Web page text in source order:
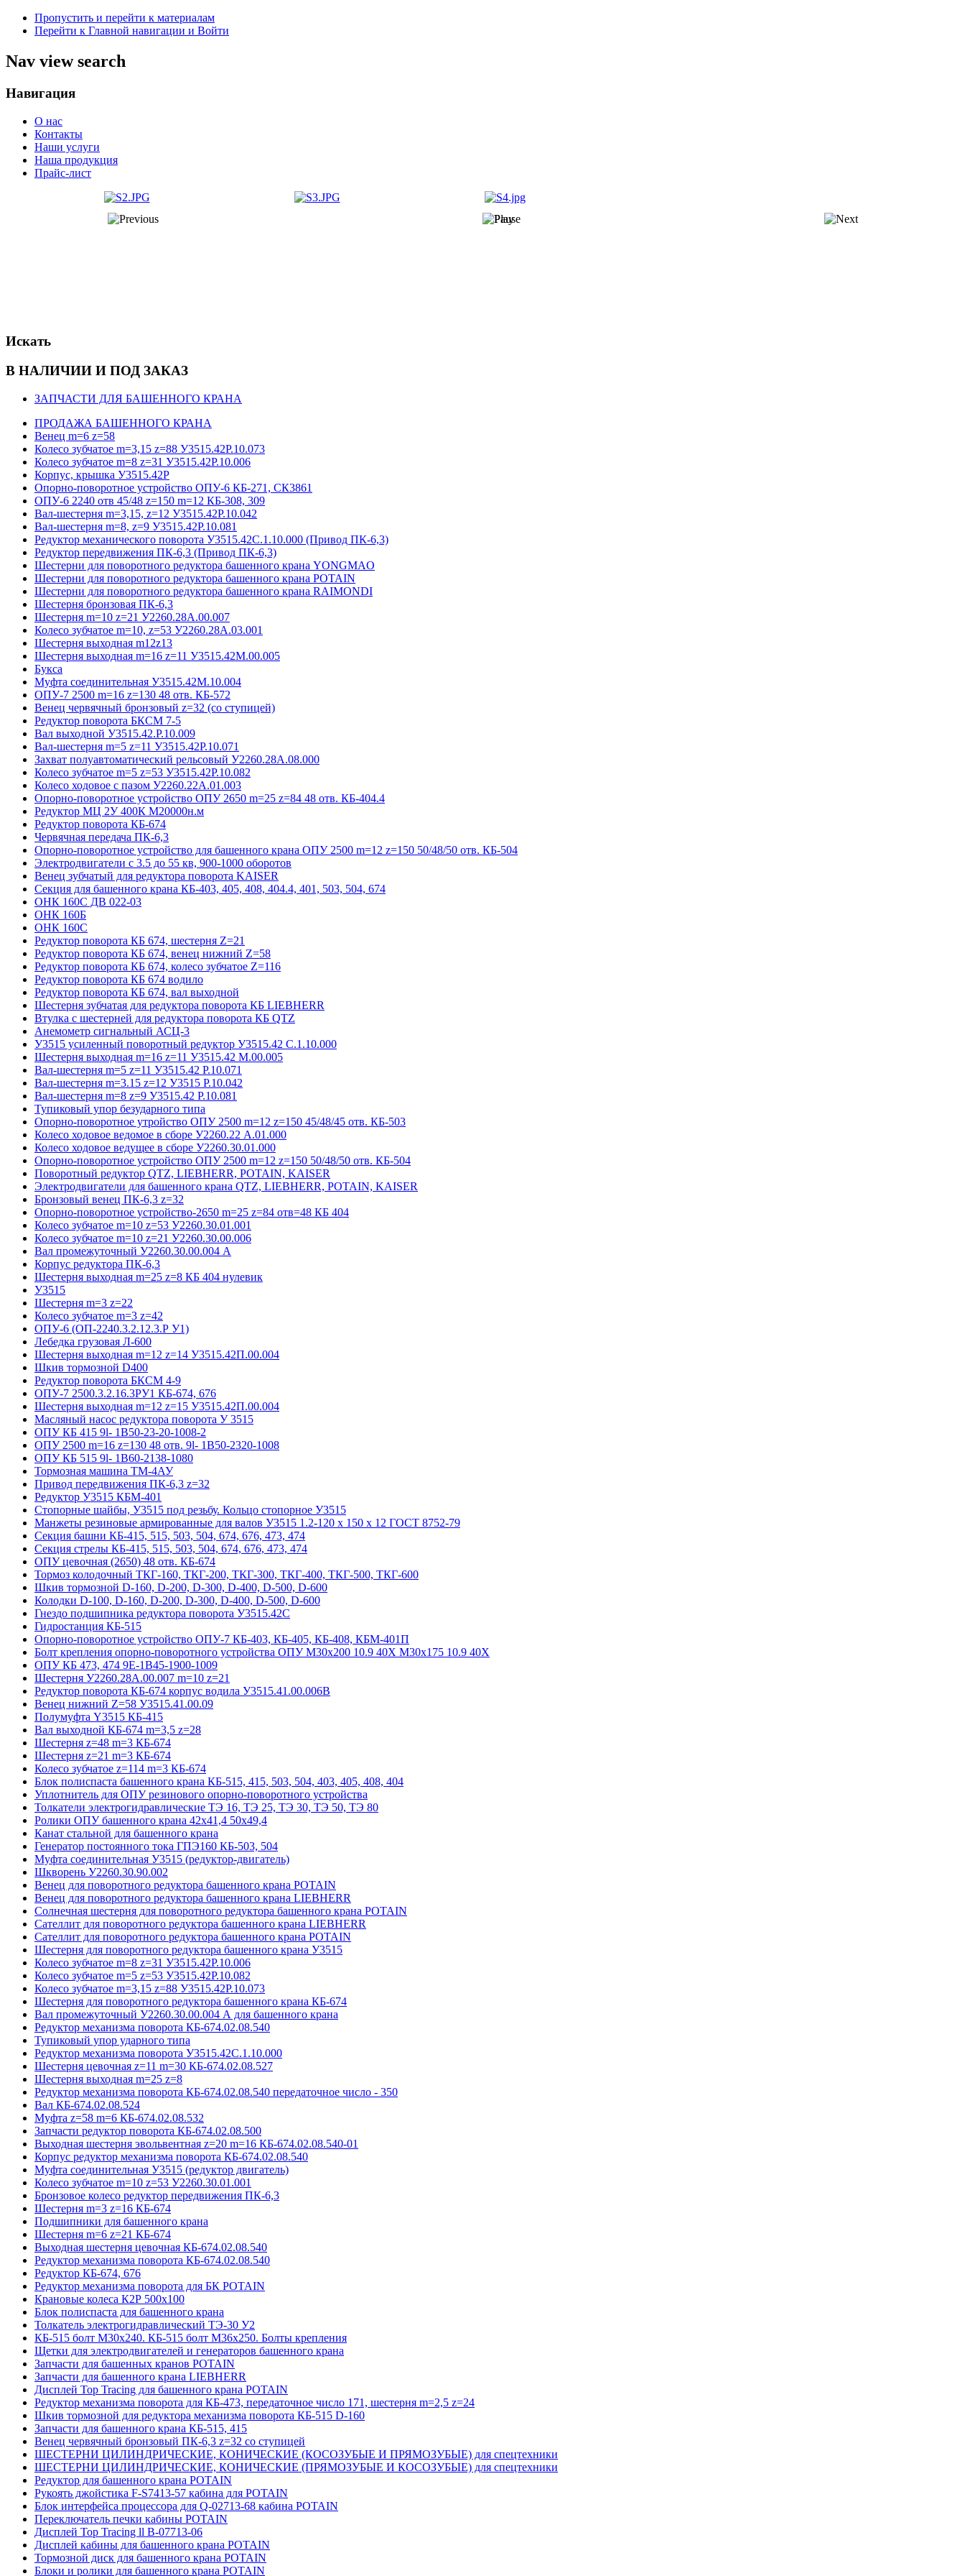
Пропустить и перейти к материалам
Перейти к Главной навигации и Войти
Nav view search
Навигация
О нас
Контакты
Наши услуги
Наша продукция
Прайс-лист
Искать
В НАЛИЧИИ И ПОД ЗАКАЗ
ЗАПЧАСТИ ДЛЯ БАШЕННОГО КРАНА
ПРОДАЖА БАШЕННОГО КРАНА
Венец m=6 z=58
Колесо зубчатое m=3,15 z=88 У3515.42Р.10.073
Колесо зубчатое m=8 z=31 У3515.42Р.10.006
Корпус, крышка У3515.42Р
Опорно-поворотное устройство ОПУ-6 КБ-271, СК3861
ОПУ-6 2240 отв 45/48 z=150 m=12 КБ-308, 309
Вал-шестерня m=3,15, z=12 У3515.42Р.10.042
Вал-шестерня m=8, z=9 У3515.42Р.10.081
Редуктор механического поворота У3515.42С.1.10.000 (Привод ПК-6,3)
Редуктор передвижения ПК-6,3 (Привод ПК-6,3)
Шестерни для поворотного редуктора башенного крана YONGMAO
Шестерни для поворотного редуктора башенного крана POTAIN
Шестерни для поворотного редуктора башенного крана RAIMONDI
Шестерня бронзовая ПК-6,3
Шестерня m=10 z=21 У2260.28А.00.007
Колесо зубчатое m=10, z=53 У2260.28А.03.001
Шестерня выходная m12z13
Шестерня выходная m=16 z=11 У3515.42М.00.005
Букса
Муфта соединительная У3515.42М.10.004
ОПУ-7 2500 m=16 z=130 48 отв. КБ-572
Венец червячный бронзовый z=32 (со ступицей)
Редуктор поворота БКСМ 7-5
Вал выходной У3515.42.Р.10.009
Вал-шестерня m=5 z=11 У3515.42Р.10.071
Захват полуавтоматический рельсовый У2260.28А.08.000
Колесо зубчатое m=5 z=53 У3515.42Р.10.082
Колесо ходовое с пазом У2260.22А.01.003
Опорно-поворотное устройство ОПУ 2650 m=25 z=84 48 отв. КБ-404.4
Редуктор МЦ 2У 400К М20000н.м
Редуктор поворота КБ-674
Червячная передача ПК-6,3
Опорно-поворотное устройство для башенного крана ОПУ 2500 m=12 z=150 50/48/50 отв. КБ-504
Электродвигатели с 3.5 до 55 кв, 900-1000 оборотов
Венец зубчатый для редуктора поворота KAISER
Секция для башенного крана КБ-403, 405, 408, 404.4, 401, 503, 504, 674
ОНК 160С ДВ 022-03
ОНК 160Б
ОНК 160С
Редуктор поворота КБ 674, шестерня Z=21
Редуктор поворота КБ 674, венец нижний Z=58
Редуктор поворота КБ 674, колесо зубчатое Z=116
Редуктор поворота КБ 674 водило
Редуктор поворота КБ 674, вал выходной
Шестерня зубчатая для редуктора поворота КБ LIEBHERR
Втулка с шестерней для редуктора поворота КБ QTZ
Анемометр сигнальный АСЦ-3
У3515 усиленный поворотный редуктор У3515.42 С.1.10.000
Шестерня выходная m=16 z=11 У3515.42 М.00.005
Вал-шестерня m=5 z=11 У3515.42 Р.10.071
Вал-шестерня m=3.15 z=12 У3515 Р.10.042
Вал-шестерня m=8 z=9 У3515.42 Р.10.081
Тупиковый упор безударного типа
Опорно-поворотное утройство ОПУ 2500 m=12 z=150 45/48/45 отв. КБ-503
Колесо ходовое ведомое в сборе У2260.22 А.01.000
Колесо ходовое ведущее в сборе У2260.30.01.000
Опорно-поворотное устройство ОПУ 2500 m=12 z=150 50/48/50 отв. КБ-504
Поворотный редуктор QTZ, LIEBHERR, POTAIN, KAISER
Электродвигатели для башенного крана QTZ, LIEBHERR, POTAIN, KAISER
Бронзовый венец ПК-6,3 z=32
Опорно-поворотное устройство-2650 m=25 z=84 отв=48 КБ 404
Колесо зубчатое m=10 z=53 У2260.30.01.001
Колесо зубчатое m=10 z=21 У2260.30.00.006
Вал промежуточный У2260.30.00.004 А
Корпус редуктора ПК-6,3
Шестерня выходная m=25 z=8 КБ 404 нулевик
У3515
Шестерня m=3 z=22
Колесо зубчатое m=3 z=42
ОПУ-6 (ОП-2240.3.2.12.3.Р У1)
Лебедка грузовая Л-600
Шестерня выходная m=12 z=14 У3515.42П.00.004
Шкив тормозной D400
Редуктор поворота БКСМ 4-9
ОПУ-7 2500.3.2.16.3РУ1 КБ-674, 676
Шестерня выходная m=12 z=15 У3515.42П.00.004
Масляный насос редуктора поворота У 3515
ОПУ КБ 415 9l- 1B50-23-20-1008-2
ОПУ 2500 m=16 z=130 48 отв. 9l- 1B50-2320-1008
ОПУ КБ 515 9l- 1B60-2138-1080
Тормозная машина ТМ-4АУ
Привод передвижения ПК-6,3 z=32
Редуктор У3515 КБМ-401
Стопорные шайбы, У3515 под резьбу. Кольцо стопорное У3515
Манжеты резиновые армированные для валов У3515 1.2-120 x 150 x 12 ГОСТ 8752-79
Секция башни КБ-415, 515, 503, 504, 674, 676, 473, 474
Секция стрелы КБ-415, 515, 503, 504, 674, 676, 473, 474
ОПУ цевочная (2650) 48 отв. КБ-674
Тормоз колодочный ТКГ-160, ТКГ-200, ТКГ-300, ТКГ-400, ТКГ-500, ТКГ-600
Шкив тормозной D-160, D-200, D-300, D-400, D-500, D-600
Колодки D-100, D-160, D-200, D-300, D-400, D-500, D-600
Гнездо подшипника редуктора поворота У3515.42С
Гидростанция КБ-515
Опорно-поворотное устройство ОПУ-7 КБ-403, КБ-405, КБ-408, КБМ-401П
Болт крепления опорно-поворотного устройства ОПУ М30х200 10.9 40Х М30х175 10.9 40Х
ОПУ КБ 473, 474 9E-1B45-1900-1009
Шестерня У2260.28А.00.007 m=10 z=21
Редуктор поворота КБ-674 корпус водила У3515.41.00.006В
Венец нижний Z=58 У3515.41.00.09
Полумуфта Y3515 КБ-415
Вал выходной КБ-674 m=3,5 z=28
Шестерня z=48 m=3 КБ-674
Шестерня z=21 m=3 КБ-674
Колесо зубчатое z=114 m=3 КБ-674
Блок полиспаста башенного крана КБ-515, 415, 503, 504, 403, 405, 408, 404
Уплотнитель для ОПУ резинового опорно-поворотного устройства
Толкатели электрогидравлические ТЭ 16, ТЭ 25, ТЭ 30, ТЭ 50, ТЭ 80
Ролики ОПУ башенного крана 42х41,4 50х49,4
Канат стальной для башенного крана
Генератор постоянного тока ГПЭ160 КБ-503, 504
Муфта соединительная У3515 (редуктор-двигатель)
Шкворень У2260.30.90.002
Венец для поворотного редуктора башенного крана POTAIN
Венец для поворотного редуктора башенного крана LIEBHERR
Солнечная шестерня для поворотного редуктора башенного крана POTAIN
Сателлит для поворотного редуктора башенного крана LIEBHERR
Сателлит для поворотного редуктора башенного крана POTAIN
Шестерня для поворотного редуктора башенного крана У3515
Колесо зубчатое m=8 z=31 У3515.42P.10.006
Колесо зубчатое m=5 z=53 У3515.42P.10.082
Колесо зубчатое m=3,15 z=88 У3515.42P.10.073
Шестерня для поворотного редуктора башенного крана КБ-674
Вал промежуточный У2260.30.00.004 А для башенного крана
Редуктор механизма поворота КБ-674.02.08.540
Тупиковый упор ударного типа
Редуктор механизма поворота У3515.42С.1.10.000
Шестерня цевочная z=11 m=30 КБ-674.02.08.527
Шестерня выходная m=25 z=8
Редуктор механизма поворота КБ-674.02.08.540 передаточное число - 350
Вал КБ-674.02.08.524
Муфта z=58 m=6 КБ-674.02.08.532
Запчасти редуктор поворота КБ-674.02.08.500
Выходная шестерня эвольвентная z=20 m=16 КБ-674.02.08.540-01
Корпус редуктор механизма поворота КБ-674.02.08.540
Муфта соединительная У3515 (редуктор двигатель)
Колесо зубчатое m=10 z=53 У2260.30.01.001
Бронзовое колесо редуктор передвижения ПК-6,3
Шестерня m=3 z=16 КБ-674
Подшипники для башенного крана
Шестерня m=6 z=21 КБ-674
Выходная шестерня цевочная КБ-674.02.08.540
Редуктор механизма поворота КБ-674.02.08.540
Редуктор КБ-674, 676
Редуктор механизма поворота для БК POTAIN
Крановые колеса К2Р 500х100
Блок полиспаста для башенного крана
Толкатель электрогидравлический ТЭ-30 У2
КБ-515 болт М30х240. КБ-515 болт М36х250. Болты крепления
Щетки для электродвигателей и генераторов башенного крана
Запчасти для башенных кранов POTAIN
Запчасти для башенного крана LIEBHERR
Дисплей Top Tracing для башенного крана POTAIN
Редуктор механизма поворота для КБ-473, передаточное число 171, шестерня m=2,5 z=24
Шкив тормозной для редуктора механизма поворота КБ-515 D-160
Запчасти для башенного крана КБ-515, 415
Венец червячный бронзовый ПК-6,3 z=32 со ступицей
ШЕСТЕРНИ ЦИЛИНДРИЧЕСКИЕ, КОНИЧЕСКИЕ (КОСОЗУБЫЕ И ПРЯМОЗУБЫЕ) для спецтехники
ШЕСТЕРНИ ЦИЛИНДРИЧЕСКИЕ, КОНИЧЕСКИЕ (ПРЯМОЗУБЫЕ И КОСОЗУБЫЕ) для спецтехники
Редуктор для башенного крана POTAIN
Рукоять джойстика F-S7413-57 кабина для POTAIN
Блок интерфейса процессора для Q-02713-68 кабина POTAIN
Переключатель печки кабины POTAIN
Дисплей Top Tracing ll B-07713-06
Дисплей кабины для башенного крана POTAIN
Тормозной диск для башенного крана POTAIN
Блоки и ролики для башенного крана POTAIN